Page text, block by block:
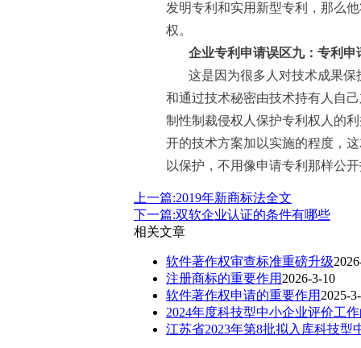
发明专利和实用新型专利，那么
权。
企业专利申请误区九：专利
这是因为很多人对技术成果
和通过技术秘密由技术持有人自
制性制裁侵权人保护专利权人的
开的技术方案加以实施的程度，
以保护，不用像申请专利那样公
上一篇:2019年新商标法全文
下一篇:双软企业认证的条件有哪些
相关文章
软件著作权审查标准重磅升级
注册商标的重要作用 2026-3-10
软件著作权申请的重要作用 2025-
2024年度科技型中小企业评价工
江苏省2023年第8批拟入库科技型